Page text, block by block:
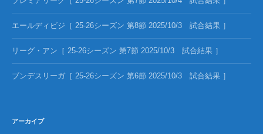
エールディビジ［ 25-26シーズン 第8節 2025/10/3 試合結果 ］
リーグ・アン［ 25-26シーズン 第7節 2025/10/3 試合結果 ］
ブンデスリーガ［ 25-26シーズン 第6節 2025/10/3 試合結果 ］
アーカイブ